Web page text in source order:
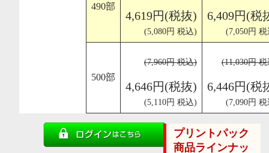
490部
4,619円(税抜)
(5,080円 税込)
6,409円(税
(7,050円
500部
(7,960円 税込)
4,646円(税抜)
(5,110円 税込)
(11,030円
6,446円(税
(7,090円
プリントパック
商品ラインナッ